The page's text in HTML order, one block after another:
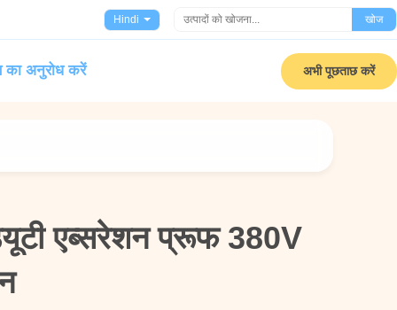
Hindi खोज
का अनुरोध करें अभी पूछताछ करें
एब्सरेशन प्रूफ 380V
एब्सरेशन प्रूफ 380V